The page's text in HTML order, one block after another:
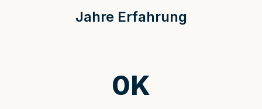
Jahre Erfahrung
0K